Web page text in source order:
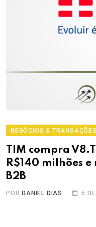
NEGÓCIOS & TRANSAÇÕES
TIM compra
R$140 milhões
B2B
POR DANIEL DIAS 5